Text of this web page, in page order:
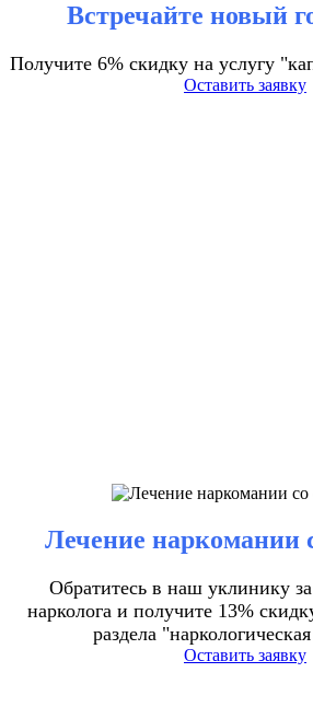
Встречайте новый
Получите 6% скидку на услугу
Оставить заявку
Лечение наркомании
Обратитесь в наш уклинику
нарколога и получите 13%
раздела
Оставить заявку